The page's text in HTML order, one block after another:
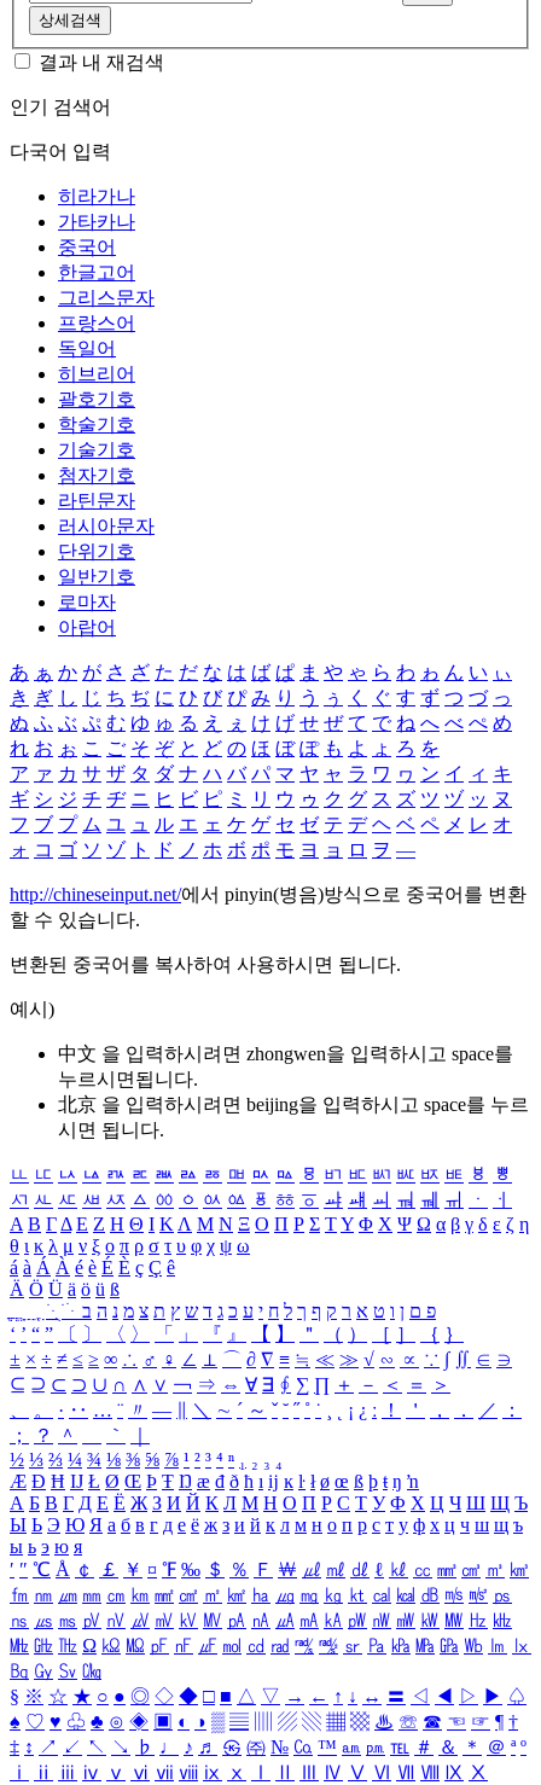
상세검색
결과 내 재검색
인기 검색어
다국어 입력
히라가나
가타카나
중국어
한글고어
그리스문자
프랑스어
독일어
히브리어
괄호기호
학술기호
기술기호
첨자기호
라틴문자
러시아문자
단위기호
일반기호
로마자
아랍어
あ ぁ か が さ ざ た だ な は ば ぱ ま や ゃ ら わ ゎ ん い ぃ
き ぎ し じ ち ぢ に ひ び ぴ み り う ぅ く ぐ す ず つ づ っ
ぬ ふ ぶ ぷ む ゆ ゅ る え ぇ け げ せ ぜ て で ね へ べ ぺ め
れ お ぉ こ ご そ ぞ と ど の ほ ぼ ぽ も よ ょ ろ を
ア ァ カ サ ザ タ ダ ナ ハ バ パ マ ヤ ャ ラ ワ ヮ ン イ ィ キ
ギ シ ジ チ ヂ ニ ヒ ビ ピ ミ リ ウ ゥ ク グ ス ズ ツ ヅ ッ ヌ
フ ブ プ ム ユ ュ ル エ ェ ケ ゲ セ ゼ テ デ ヘ ベ ペ メ レ オ
ォ コ ゴ ソ ゾ ト ド ノ ホ ボ ポ モ ヨ ョ ロ ヲ ―
http://chineseinput.net/에서 pinyin(병음)방식으로 중국어를 변환
할 수 있습니다.
변환된 중국어를 복사하여 사용하시면 됩니다.
예시)
中文 을 입력하시려면 zhongwen을 입력하시고 space를
누르시면됩니다.
北京 을 입력하시려면 beijing을 입력하시고 space를 누르
시면 됩니다.
ㅥ ㅦ ㅧ ㅨ ㅩ ㅪ ㅫ ㅬ ㅭ ㅮ ㅯ ㅰ ㅱ ㅲ ㅳ ㅴ ㅵ ㅶ ㅷ ㅸ
ㅹ
ㅺ ㅻ ㅼ ㅽ ㅾ ㅿ ㆀ ㆁ ㆂ ㆃ ㆄ ㆅ ㆆ ㆇ ㆈ ㆉ ㆊ ㆋ ㆌ ㆍ
ㆎ
Α Β ΓΔ Ε Ζ Η Θ Ι ΚΛ Μ Ν Ξ Ο Π Ρ Σ ΤΥ Φ Χ Ψ Ω α β γ δ ε ζ η
θ ι κ λ μ ν ξ ο π ρ σ τ υ φ χ ψ ω
á à Á À é è É È ç Ç ê
Ä Ö Ü ä ö ü ß
ִֶֹ ֻּ ׁׂ פ ם ן ו ט א ר ק ף ך ל ח י ע כ ג ד ש ץ ת צ מ נ ה ב
‘ ’ “ ” 〔 〕 〈 〉 「 」 『 』 【 】 ＂ （ ） ［ ］ ｛ ｝
± × ÷ ≠ ≤ ≥ ∞ ∴ ♂ ♀ ∠ ⊥ ⌒ ∂ ∇ ≡ ≒ ≪ ≫ √ ∽ ∝ ∵ ∫ ∬ ∈ ∋
⊆ ⊇ ⊂ ⊃ ∪ ∩ ∧ ∨ ￢ ⇒ ⇔ ∀ ∃ ∮ ∑ ∏ ＋ － ＜ ＝
＞
、
。 · ‥ … ¨ 〃 ― ＼ ∼ ´ ～ ˇ ˘ ˝ ˚ ˙ ¸ ¡ ¿ ː ！ ＇ ， ． ／
：
；
？ ＾ ｀
½ ⅓ ⅔ ¼ ¾ ⅛ ⅜ ⅝ ⅞ ¹ ² ³ ⁴ ⁿ ₁ ₂ ₃ ₄
Æ Ð Ħ Ĳ Ł Ø Œ Þ Ŧ Ŋ æ đ ð ħ ı ĳ ĸ ŀ ł ø œ ß þ ŧ ŋ ŉ
А Б В Г Д Е Ё Ж З И Й К Л М Н О П Р С Т У Ф Х Ц Ч Ш Щ Ъ
Ы Ь Э Ю Я а б в г д е ё ж з и й к л м н о п р с т у ф х ц ч ш щ ъ
ы ь э ю я
′ ″ ℃ Å ￠ ￡ ￥ ¤ ℉ ‰ ＄ ％ Ｆ ￦ ㎕ ㎖ ㎗ ℓ ㎘ ㏄ ㎣ ㎤ ㎥ ㎦
㎙ ㎚ ㎛ ㎜ ㎝ ㎞ ㎟ ㎠ ㎡ ㎢ ㏊ ㎍ ㎎ ㎏ ㏏ ㎈ ㎉ ㏈ ㎧ ㎨ ㎰
㎱ ㎲ ㎳ ㎴ ㎵ ㎶ ㎷ ㎸ ㎹ ㎀ ㎁ ㎂ ㎃ ㎄ ㎺ ㎻ ㎽ ㎾ ㎿ ㎐ ㎑
㎒ ㎓ ㎔ Ω ㏀ ㏁ ㎊ ㎋ ㎌ ㏖ ㏅ ㎭ ㎮ ㎯ ㏛ ㎩ ㎪ ㎫ ㎬ ㏝ ㏐
㏓
㏃ ㏉ ㏜ ㏆
§ ※ ☆ ★ ○ ● ◎ ◇ ◆ □ ■ △ ▽ → ← ↑ ↓ ↔ 〓 ◁ ◀ ▷ ▶ ♤
♠ ♡ ♥ ♧ ♣ ⊙ ◈ ▣ ◐ ◑ ▒ ▤ ▨ ▧ ▦ ▩ ♨ ☏ ☎ ☜ ☞ ¶ †
‡ ↕ ↗ ↙ ↖ ↘ ♭ ♩ ♪ ♬ ㉿ ㈜ № ㏇ ™ ㏂ ㏘ ℡ ＃ ＆ ＊ ＠ ª º
ⅰ
ⅱ ⅲ ⅳ ⅴ ⅵ ⅶ ⅷ ⅸ ⅹ Ⅳ Ⅴ Ⅵ Ⅶ Ⅷ Ⅸ Ⅹ